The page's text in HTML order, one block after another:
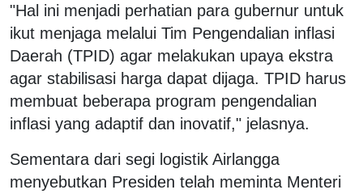
"Hal ini menjadi perhatian para gubernur untuk
ikut menjaga melalui Tim Pengendalian inflasi
Daerah (TPID) agar melakukan upaya ekstra
agar stabilisasi harga dapat dijaga. TPID harus
membuat beberapa program pengendalian
inflasi yang adaptif dan inovatif," jelasnya.
Sementara dari segi logistik Airlangga
menyebutkan Presiden telah meminta Menteri